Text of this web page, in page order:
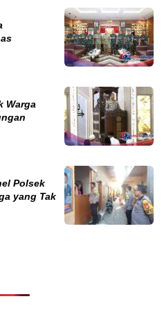
Warga
Polsek
yang Tak